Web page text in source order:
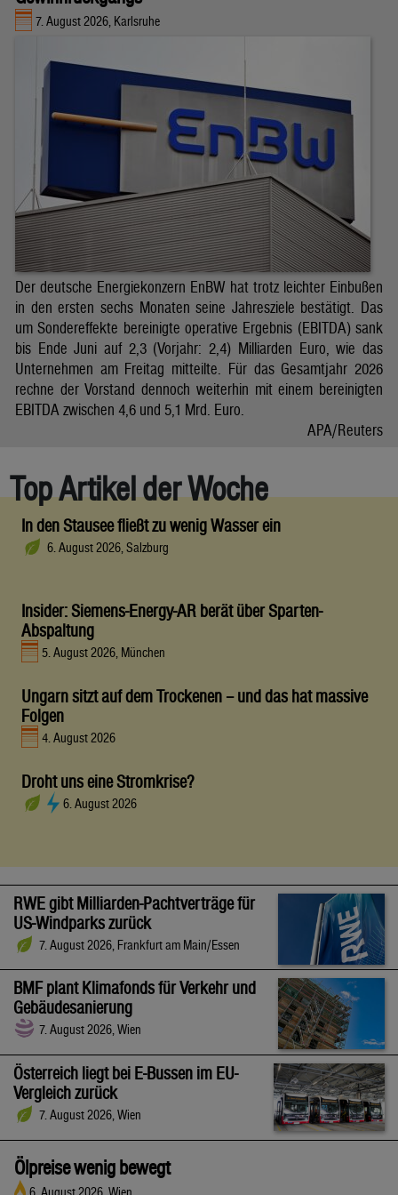
7. August 2026, Karlsruhe
Der deutsche Energiekonzern EnBW hat trotz leichter Einbußen
in den ersten sechs Monaten seine Jahresziele bestätigt. Das
um Sondereffekte bereinigte operative Ergebnis (EBITDA) sank
bis Ende Juni auf 2,3 (Vorjahr: 2,4) Milliarden Euro, wie das
Unternehmen am Freitag mitteilte. Für das Gesamtjahr 2026
rechne der Vorstand dennoch weiterhin mit einem bereinigten
EBITDA zwischen 4,6 und 5,1 Mrd. Euro.
APA/Reuters
Top Artikel der Woche
In den Stausee fließt zu wenig Wasser ein
6. August 2026, Salzburg
Insider: Siemens-Energy-AR berät über Sparten-
Abspaltung
5. August 2026, München
Ungarn sitzt auf dem Trockenen – und das hat massive
Folgen
4. August 2026
Droht uns eine Stromkrise?
6. August 2026
RWE gibt Milliarden-Pachtverträge für
US-Windparks zurück
7. August 2026, Frankfurt am Main/Essen
BMF plant Klimafonds für Verkehr und
Gebäudesanierung
7. August 2026, Wien
Österreich liegt bei E-Bussen im EU-
Vergleich zurück
7. August 2026, Wien
Ölpreise wenig bewegt